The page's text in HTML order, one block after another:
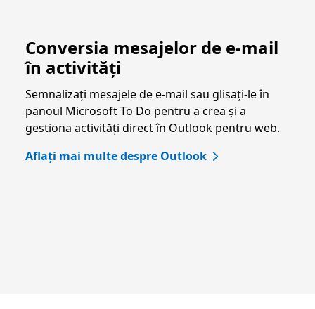
Conversia mesajelor de e-mail
în activități
Semnalizați mesajele de e-mail sau glisați-le în
panoul Microsoft To Do pentru a crea și a
gestiona activități direct în Outlook pentru web.
Aflați mai multe despre Outlook